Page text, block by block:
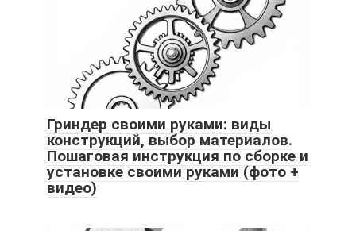
Гриндер своими руками: виды
конструкций, выбор материалов.
Пошаговая инструкция по сборке и
установке своими руками (фото +
видео)